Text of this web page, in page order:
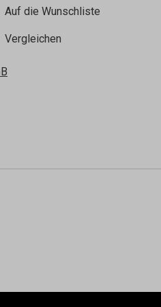
Auf die Wunschliste
Vergleichen